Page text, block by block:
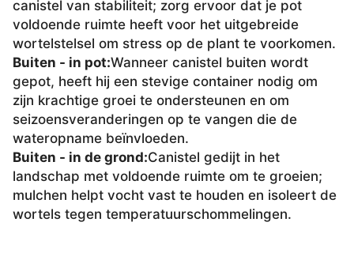
canistel van stabiliteit; zorg ervoor dat je pot
voldoende ruimte heeft voor het uitgebreide
wortelstelsel om stress op de plant te voorkomen.
Buiten - in pot:Wanneer canistel buiten wordt
gepot, heeft hij een stevige container nodig om
zijn krachtige groei te ondersteunen en om
seizoensveranderingen op te vangen die de
wateropname beïnvloeden.
Buiten - in de grond:Canistel gedijt in het
landschap met voldoende ruimte om te groeien;
mulchen helpt vocht vast te houden en isoleert de
wortels tegen temperatuurschommelingen.